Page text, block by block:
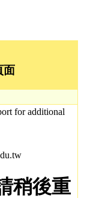
面
for additional
稍後重